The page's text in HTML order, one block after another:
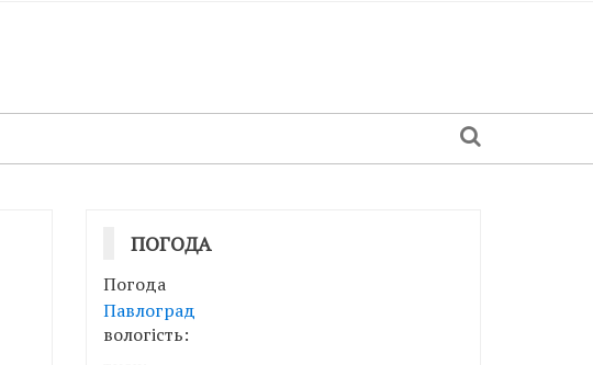
ПОГОДА
Погода
Павлоград
вологість: